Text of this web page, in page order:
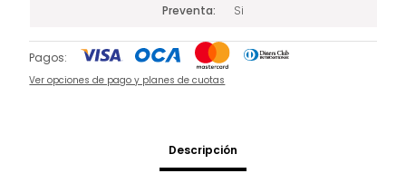
Preventa Si
Pagos:
Ver opciones de pago y planes de cuotas
Descripción